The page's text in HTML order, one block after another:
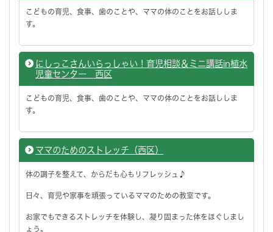
こどもの育児、食事、歯のことや、ママの体のことをお話ししま
す。
にしっこさんいらっしゃい！育児相談＆ミニ講話in植水
児童センター 西区
こどもの育児、食事、歯のことや、ママの体のことをお話ししま
す。
ママのためのストレッチ（西区）
体の調子を整えて、からだも心もリフレッシュ♪
日々、育児や家事を頑張っているママのための教室です。
お家でもできるストレッチを体験し、凝り固まった体をほぐしまし
ょう。